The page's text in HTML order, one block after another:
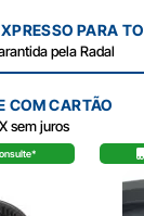
PARA
pela Radal
COM CARTÃO
sem juros